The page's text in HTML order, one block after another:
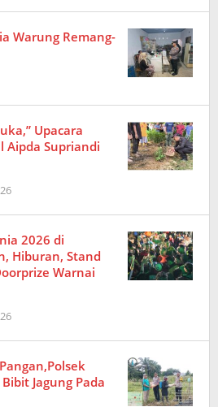
Warung Remang-
Upacara
Aipda Supriandi
2026 di
Hiburan, Stand
Warnai
Jagung Pada